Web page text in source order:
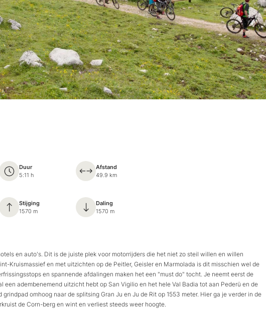
Duur
5:11 h
Afstand
49.9 km
Stijging
1570 m
Daling
1570 m
en auto's. Dit is de juiste plek voor motorrijders die het niet zo steil willen en willen
Kruismassief en met uitzichten op de Peitler, Geisler en Marmolada is dit misschien wel de
en spannende afdalingen maken het een "must do" tocht. Je neemt eerst de
adembenemend uitzicht hebt op San Vigilio en het hele Val Badia tot aan Pederü en de
omhoog naar de splitsing Gran Ju en Ju de Rit op 1553 meter. Hier ga je verder in de
de Corn-berg en wint en verliest steeds weer hoogte.